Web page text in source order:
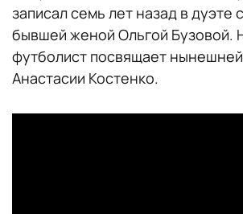
записал семь лет назад в дуэте
бывшей женой Ольгой Бузовой.
футболист посвящает
Анастасии Костенко.